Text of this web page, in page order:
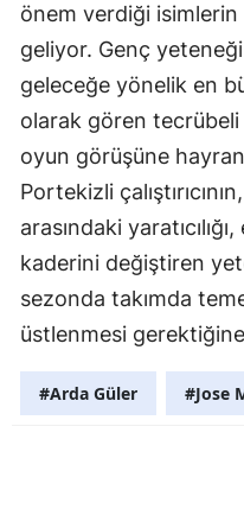
önem verdiği isimlerin
geliyor. Genç
geleceğe yönelik en
olarak gören
oyun görüşüne
Portekizli
arasındaki
kaderini değiştiren
sezonda takımda
üstlenmesi gerektiğine
#Arda Güler #Jose